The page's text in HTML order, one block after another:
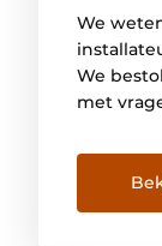
We
We
met